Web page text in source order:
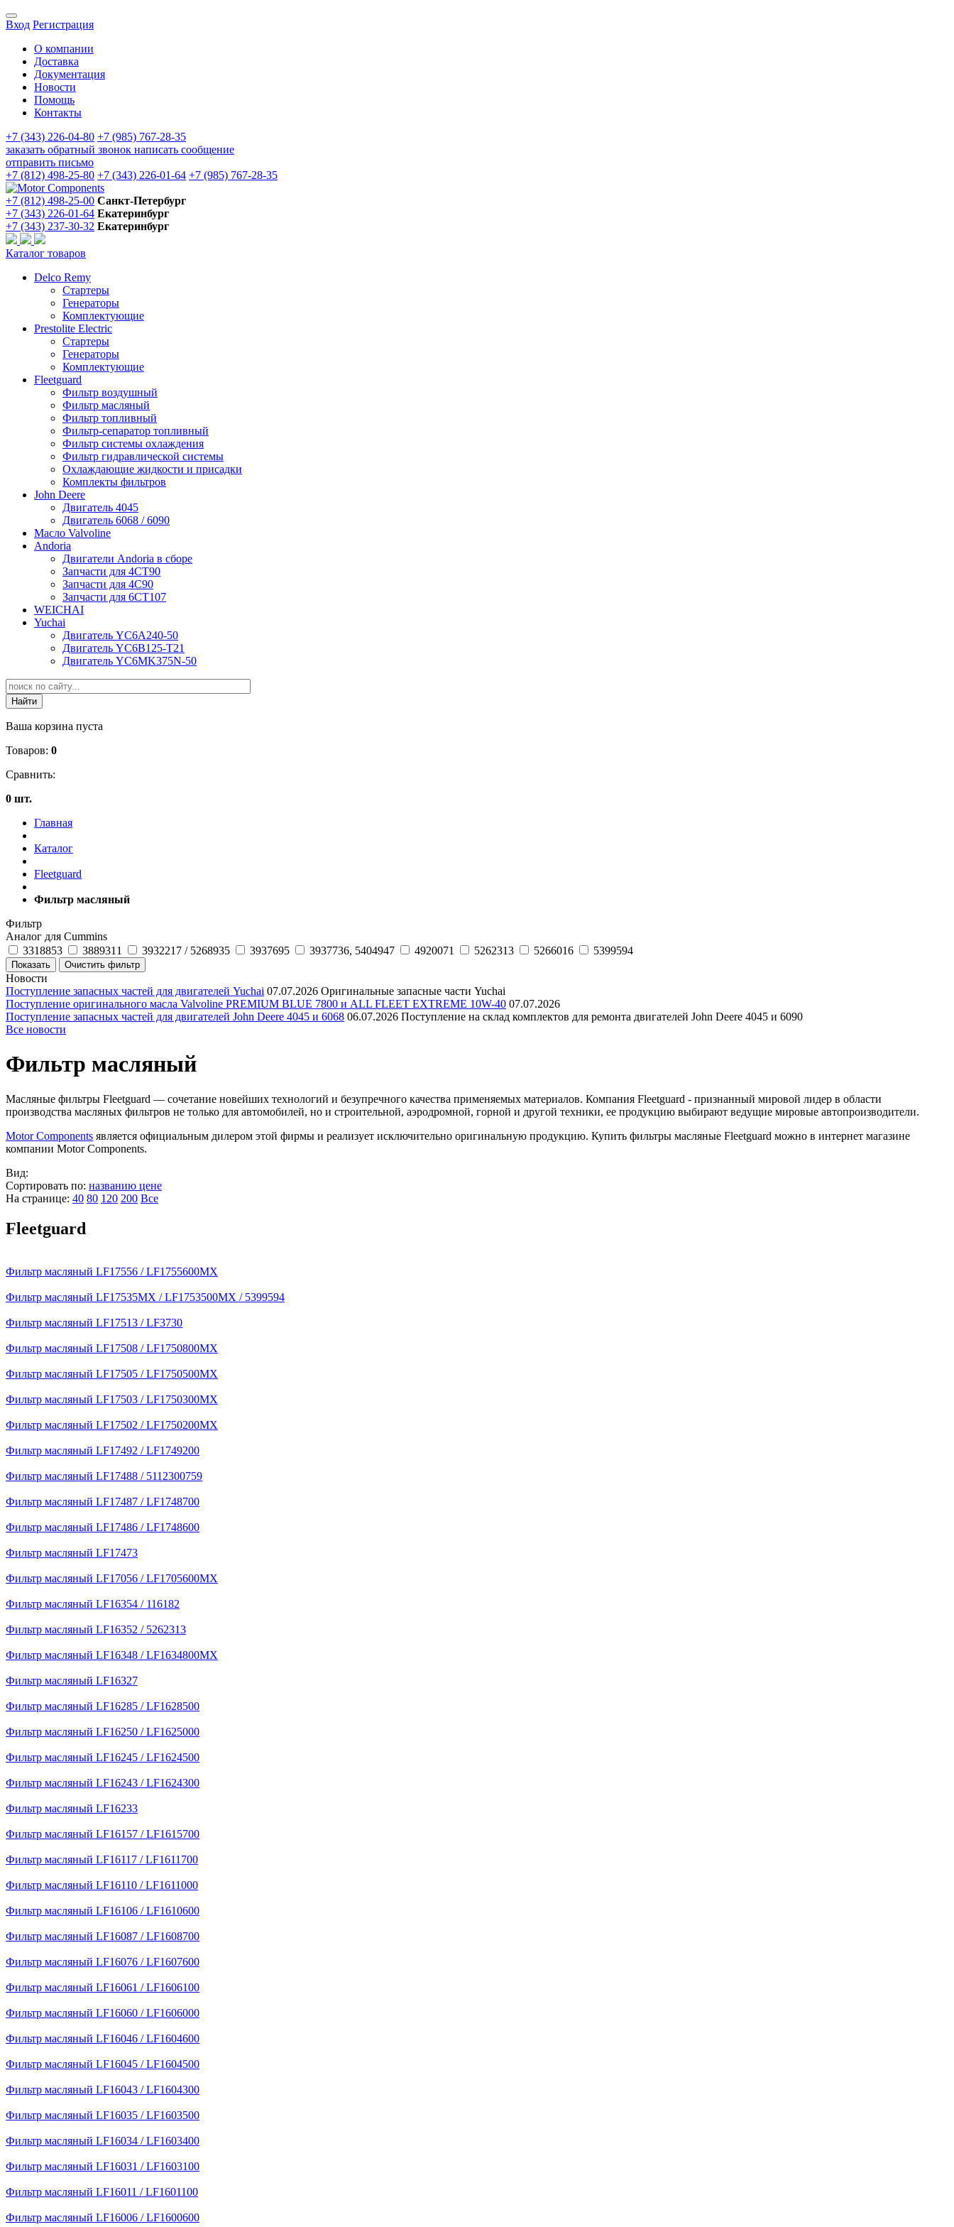
Вход Регистрация
О компании
Доставка
Документация
Новости
Помощь
Контакты
+7 (343) 226-04-80 +7 (985) 767-28-35
заказать обратный звонок написать сообщение
отправить письмо
+7 (812) 498-25-80 +7 (343) 226-01-64 +7 (985) 767-28-35
+7 (812) 498-25-00 Санкт-Петербург
+7 (343) 226-01-64 Екатеринбург
+7 (343) 237-30-32 Екатеринбург
Каталог товаров
Delco Remy
Стартеры
Генераторы
Комплектующие
Prestolite Electric
Стартеры
Генераторы
Комплектующие
Fleetguard
Фильтр воздушный
Фильтр масляный
Фильтр топливный
Фильтр-сепаратор топливный
Фильтр системы охлаждения
Фильтр гидравлической системы
Охлаждающие жидкости и присадки
Комплекты фильтров
John Deere
Двигатель 4045
Двигатель 6068 / 6090
Масло Valvoline
Andoria
Двигатели Andoria в сборе
Запчасти для 4CT90
Запчасти для 4С90
Запчасти для 6CT107
WEICHAI
Yuchai
Двигатель YC6A240-50
Двигатель YC6B125-T21
Двигатель YC6MK375N-50
Ваша корзина пуста
Товаров: 0
Сравнить:
0 шт.
Главная
Каталог
Fleetguard
Фильтр масляный
Фильтр
Аналог для Cummins
3318853
3889311 3932217 / 5268935 3937695 3937736, 5404947 4920071 5262313 5266016 5399594
Новости
Поступление запасных частей для двигателей Yuchai 07.07.2026 Оригинальные запасные части Yuchai
Поступление оригинального масла Valvoline PREMIUM BLUE 7800 и ALL FLEET EXTREME 10W-40 07.07.2026
Поступление запасных частей для двигателей John Deere 4045 и 6068 06.07.2026 Поступление на склад комплектов для ремонта двигателей John Deere 4045 и 6090
Все новости
Фильтр масляный
Масляные фильтры Fleetguard — сочетание новейших технологий и безупречного качества применяемых материалов. Компания Fleetguard - признанный мировой лидер в области
производства масляных фильтров не только для автомобилей, но и строительной, аэродромной, горной и другой техники, ее продукцию выбирают ведущие мировые автопроизводители.
Motor Components является официальным дилером этой фирмы и реализует исключительно оригинальную продукцию. Купить фильтры масляные Fleetguard можно в интернет магазине
компании Motor Components.
Вид:
Сортировать по: названию цене
На странице: 40 80 120 200 Все
Fleetguard
Фильтр масляный LF17556 / LF1755600MX
Фильтр масляный LF17535MX / LF1753500MX / 5399594
Фильтр масляный LF17513 / LF3730
Фильтр масляный LF17508 / LF1750800MX
Фильтр масляный LF17505 / LF1750500MX
Фильтр масляный LF17503 / LF1750300MX
Фильтр масляный LF17502 / LF1750200MX
Фильтр масляный LF17492 / LF1749200
Фильтр масляный LF17488 / 5112300759
Фильтр масляный LF17487 / LF1748700
Фильтр масляный LF17486 / LF1748600
Фильтр масляный LF17473
Фильтр масляный LF17056 / LF1705600MX
Фильтр масляный LF16354 / 116182
Фильтр масляный LF16352 / 5262313
Фильтр масляный LF16348 / LF1634800MX
Фильтр масляный LF16327
Фильтр масляный LF16285 / LF1628500
Фильтр масляный LF16250 / LF1625000
Фильтр масляный LF16245 / LF1624500
Фильтр масляный LF16243 / LF1624300
Фильтр масляный LF16233
Фильтр масляный LF16157 / LF1615700
Фильтр масляный LF16117 / LF1611700
Фильтр масляный LF16110 / LF1611000
Фильтр масляный LF16106 / LF1610600
Фильтр масляный LF16087 / LF1608700
Фильтр масляный LF16076 / LF1607600
Фильтр масляный LF16061 / LF1606100
Фильтр масляный LF16060 / LF1606000
Фильтр масляный LF16046 / LF1604600
Фильтр масляный LF16045 / LF1604500
Фильтр масляный LF16043 / LF1604300
Фильтр масляный LF16035 / LF1603500
Фильтр масляный LF16034 / LF1603400
Фильтр масляный LF16031 / LF1603100
Фильтр масляный LF16011 / LF1601100
Фильтр масляный LF16006 / LF1600600